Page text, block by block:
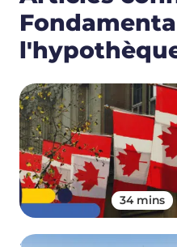
34 mins